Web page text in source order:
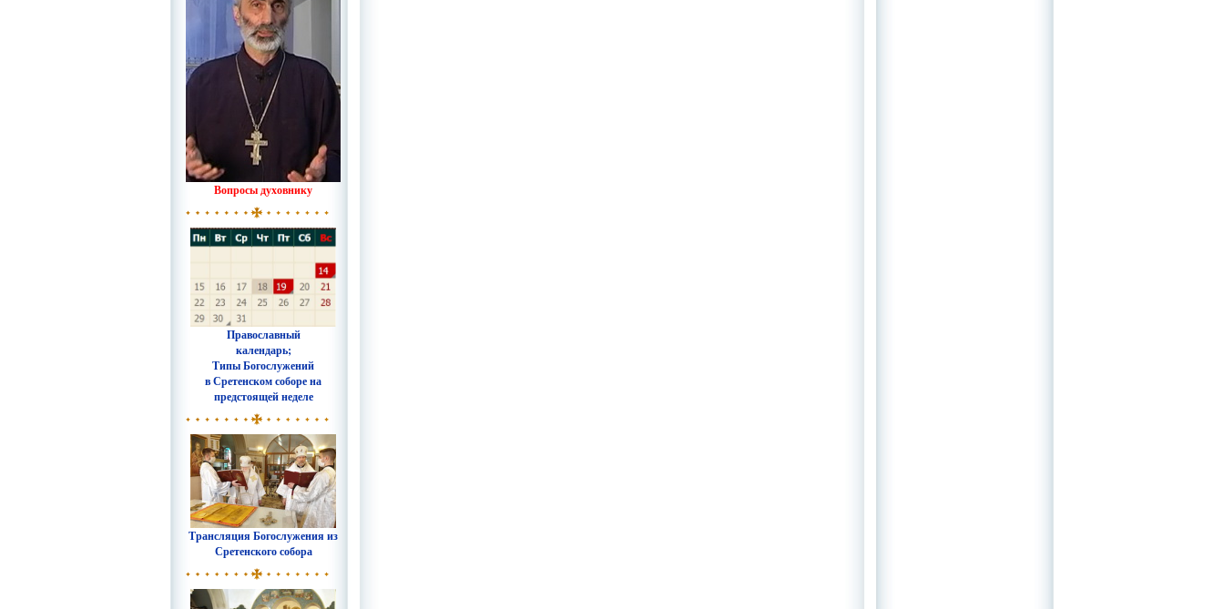
Вопросы духовнику
Православный
календарь;
Типы Богослужений
в Сретенском соборе на
предстоящей неделе
Трансляция Богослужения из
Сретенского собора